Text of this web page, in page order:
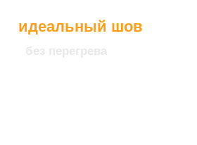
идеальный шов